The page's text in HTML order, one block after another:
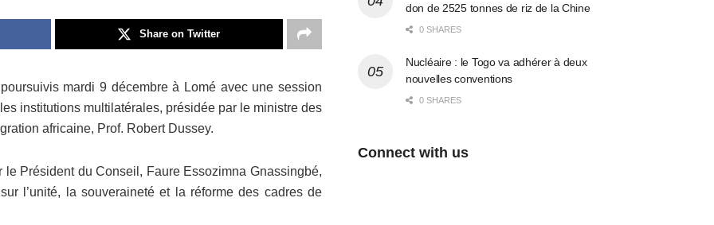
Share on Twitter
mardi 9 décembre à Lomé avec une session
institutions multilatérales, présidée par le ministre des
africaine, Prof. Robert Dussey.
Président du Conseil, Faure Essozimna Gnassingbé,
l’unité, la souveraineté et la réforme des cadres de
don de 2525 tonnes de riz de la Chine
0 SHARES
Nucléaire : le Togo va adhérer à deux
nouvelles conventions
0 SHARES
Connect with us